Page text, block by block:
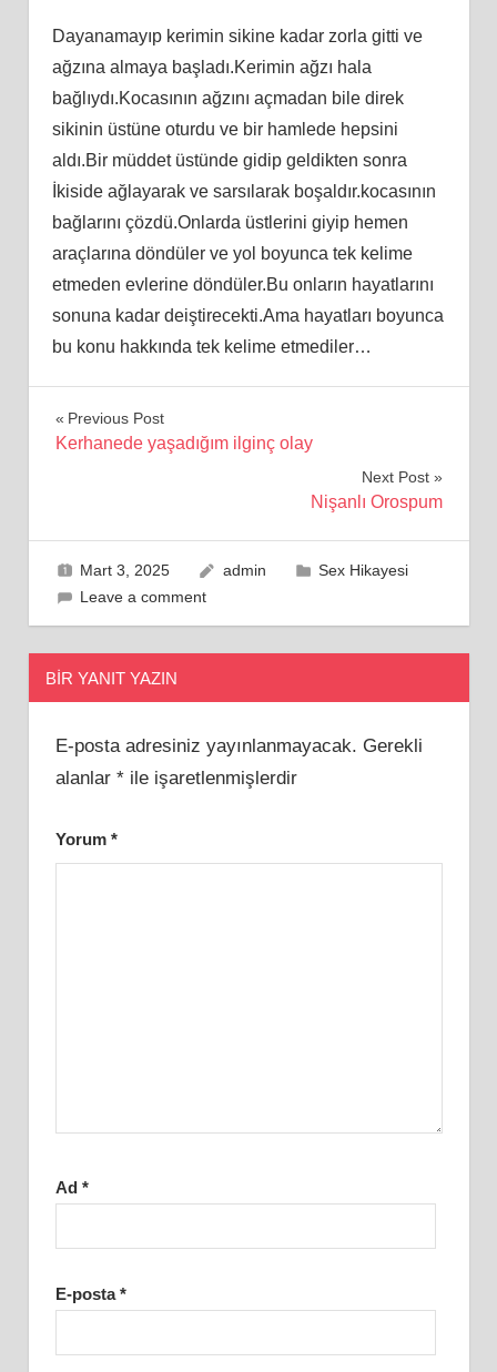
Dayanamayıp kerimin sikine kadar zorla gitti ve
ağzına almaya başladı.Kerimin ağzı hala
bağlıydı.Kocasının ağzını açmadan bile direk
sikinin üstüne oturdu ve bir hamlede hepsini
aldı.Bir müddet üstünde gidip geldikten sonra
İkiside ağlayarak ve sarsılarak boşaldır.kocasının
bağlarını çözdü.Onlarda üstlerini giyip hemen
araçlarına döndüler ve yol boyunca tek kelime
etmeden evlerine döndüler.Bu onların hayatlarını
sonuna kadar deiştirecekti.Ama hayatları boyunca
bu konu hakkında tek kelime etmediler…
Yazı
Previous Post
Kerhanede yaşadığım ilginç olay
Next Post
Nişanlı Orospum
Mart 3, 2025 admin
Sex Hikayesi
Leave a comment
BIR YANIT YAZIN
E-posta adresiniz yayınlanmayacak. Gerekli
alanlar *ile işaretlenmişlerdir
Yorum *
Ad *
E-posta*